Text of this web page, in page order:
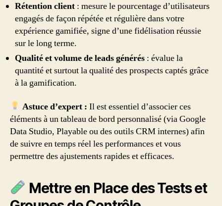
Rétention client : mesure le pourcentage d’utilisateurs
engagés de façon répétée et régulière dans votre
expérience gamifiée, signe d’une fidélisation réussie
sur le long terme.
Qualité et volume de leads générés : évalue la
quantité et surtout la qualité des prospects captés grâce
à la gamification.
Astuce d’expert : Il est essentiel d’associer ces
éléments à un tableau de bord personnalisé (via Google
Data Studio, Playable ou des outils CRM internes) afin
de suivre en temps réel les performances et vous
permettre des ajustements rapides et efficaces.
Mettre en Place des Tests et